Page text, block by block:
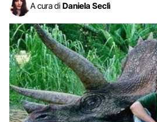
A cura di Daniela Seclì